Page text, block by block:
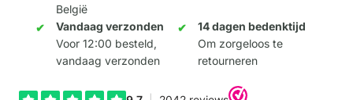
België
Vandaag verzonden
Voor 12:00 besteld,
vandaag verzonden
14 dagen bedenktijd
Om zorgeloos te
retourneren